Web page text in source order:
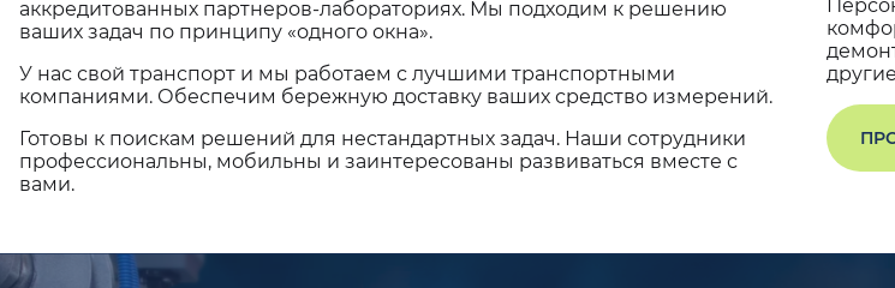
аккредитованных партнеров-лабораториях. Мы подходим к решению
ваших задач по принципу «одного окна».
У нас свой транспорт и мы работаем с лучшими транспортными
компаниями. Обеспечим бережную доставку ваших средство измерений.
Готовы к поискам решений для нестандартных задач. Наши сотрудники
профессиональны, мобильны и заинтересованы развиваться вместе с
вами.